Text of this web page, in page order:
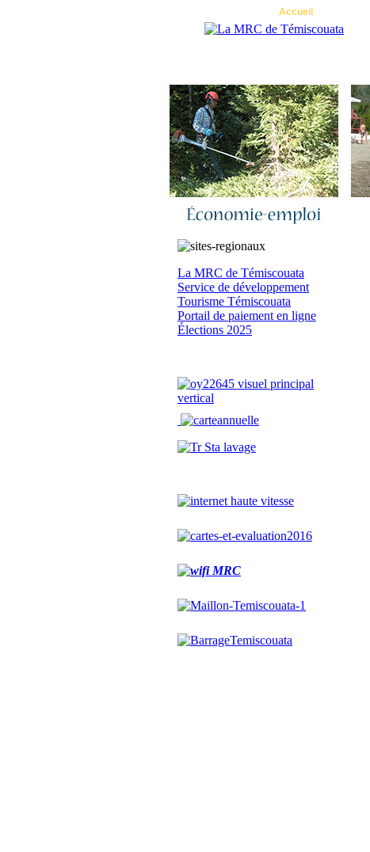
Accueil
La MRC de Témiscouata
Service de développement
Tourisme Témiscouata
Portail de paiement en ligne
Élections 2025